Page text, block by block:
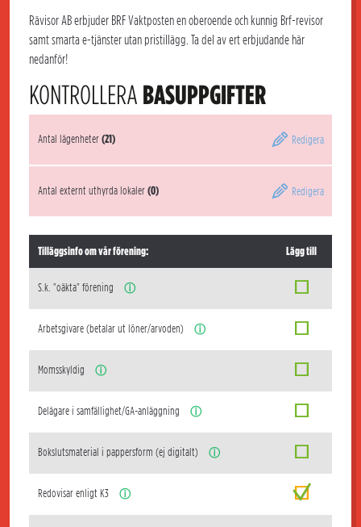
Rävisor AB erbjuder BRF Vaktposten en oberoende och kunnig Brf-revisor
samt smarta e-tjänster utan pristillägg. Ta del av ert erbjudande här
nedanför!
KONTROLLERA BASUPPGIFTER
Antal lägenheter(21) Redigera
Antal externt uthyrda lokaler(0) Redigera
Tilläggsinfo om vår förening: Lägg till
S.k. "oäkta" förening ⓘ
Arbetsgivare (betalar ut löner/arvoden) ⓘ
Momsskyldig ⓘ
Delägare i samfällighet/GA-anläggning ⓘ
Bokslutsmaterial i pappersform (ej digitalt) ⓘ
Redovisar enligt K3 ⓘ